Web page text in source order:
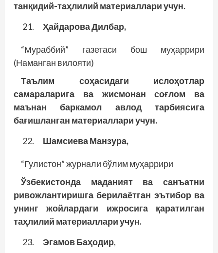
танқидий-таҳлилий материаллари учун.
Ҳайдарова Дилбар,
“Мураббий” газетаси бош муҳаррири
(Наманган вилояти)
Таълим соҳасидаги ислоҳотлар
самараларига ва жисмонан соғлом ва
маънан баркамол авлод тарбиясига
бағишланган материаллари учун.
Шамсиева Манзура,
“Гулистон” журнали бўлим муҳаррири
Ўзбекистонда маданият ва санъатни
ривожлантиришга берилаётган эътибор ва
унинг жойлардаги ижросига қаратилган
таҳлилий материаллари учун.
Эгамов Баҳодир,